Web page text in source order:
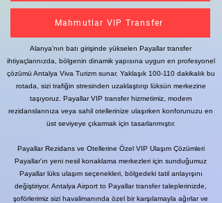
Mahmutlar VIP Transfer
Alanya'nın batı girişinde yükselen Payallar transfer
ihtiyaçlarınızda, bölgenin dinamik yapısına uygun en profesyonel
çözümü Antalya Viva Turizm sunar. Yaklaşık 100-110 dakikalık bu
rotada, sizi trafiğin stresinden uzaklaştırıp lüksün merkezine
taşıyoruz. Payallar VIP transfer hizmetimiz, modern
rezidanslarınıza veya sahil otellerinize ulaşırken konforunuzu en
üst seviyeye çıkarmak için tasarlanmıştır.
Payallar Rezidans ve Otellerine Özel VIP Ulaşım Çözümleri
Payallar'ın yeni nesil konaklama merkezleri için sunduğumuz
Payallar lüks ulaşım seçenekleri, bölgedeki tatil anlayışını
değiştiriyor. Antalya Airport to Payallar transfer taleplerinizde,
şoförlerimiz sizi havalimanında özel bir karşılamayla ağırlar ve